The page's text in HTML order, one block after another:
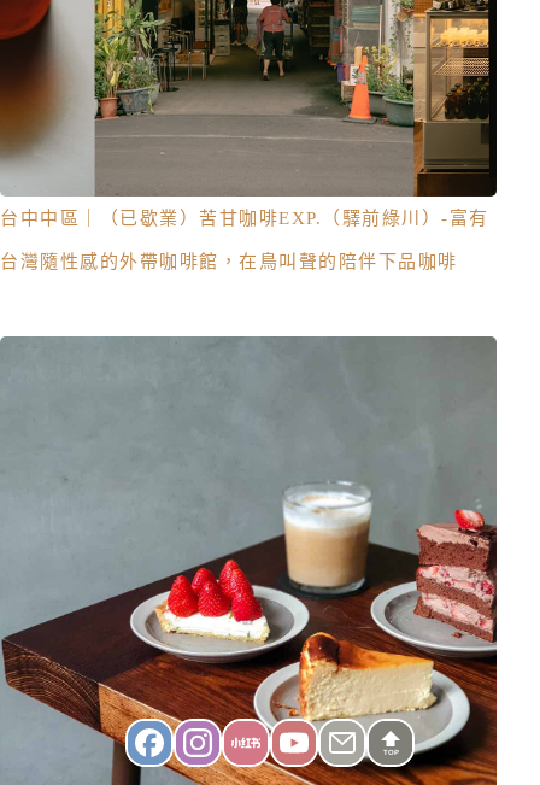
台中中區｜（已歇業）苦甘咖啡EXP.（驛前綠川）-富有
台灣隨性感的外帶咖啡館，在鳥叫聲的陪伴下品咖啡
TOP